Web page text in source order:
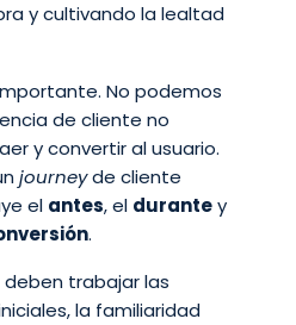
y cultivando la lealtad
No podemos
de cliente no
y convertir al usuario.
journeyde cliente
el antes, el durantey
.
deben trabajar las
la familiaridad